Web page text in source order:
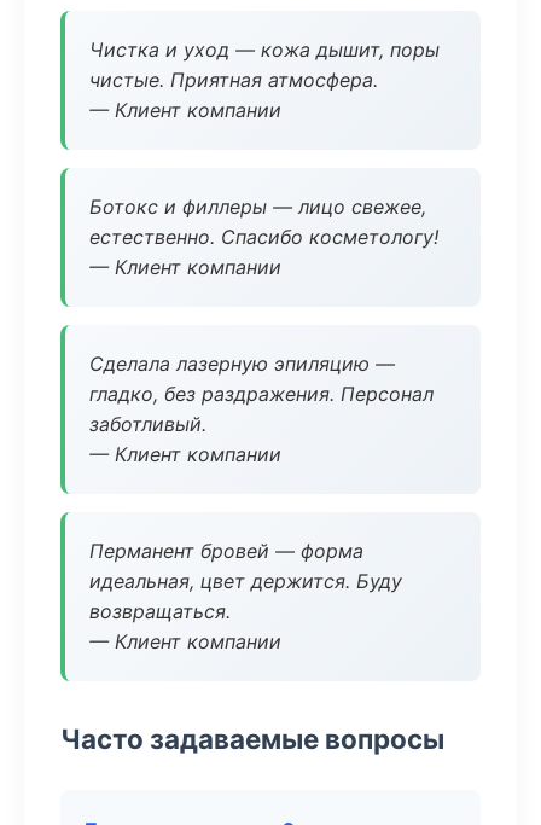
Чистка и уход — кожа дышит, поры
чистые. Приятная атмосфера.
— Клиент компании
Ботокс и филлеры — лицо свежее,
естественно. Спасибо косметологу!
— Клиент компании
Сделала лазерную эпиляцию —
гладко, без раздражения. Персонал
заботливый.
— Клиент компании
Перманент бровей — форма
идеальная, цвет держится. Буду
возвращаться.
— Клиент компании
Часто задаваемые вопросы